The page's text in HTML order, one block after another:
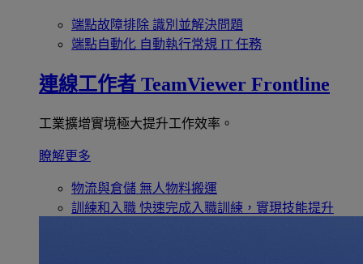
端點故障排除 識別並解決問題
端點自動化 自動執行常規 IT 任務
連線工作者 TeamViewer Frontline
工業擴增實境極大提升工作效率。
瞭解更多
物流與倉儲 無人物料搬運
訓練和入職 快速完成入職訓練，實現技能提升